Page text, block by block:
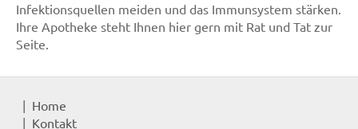
Infektionsquellen meiden und das Immunsystem stärken.
Ihre Apotheke steht Ihnen hier gern mit Rat und Tat zur
Seite.
Home
Kontakt